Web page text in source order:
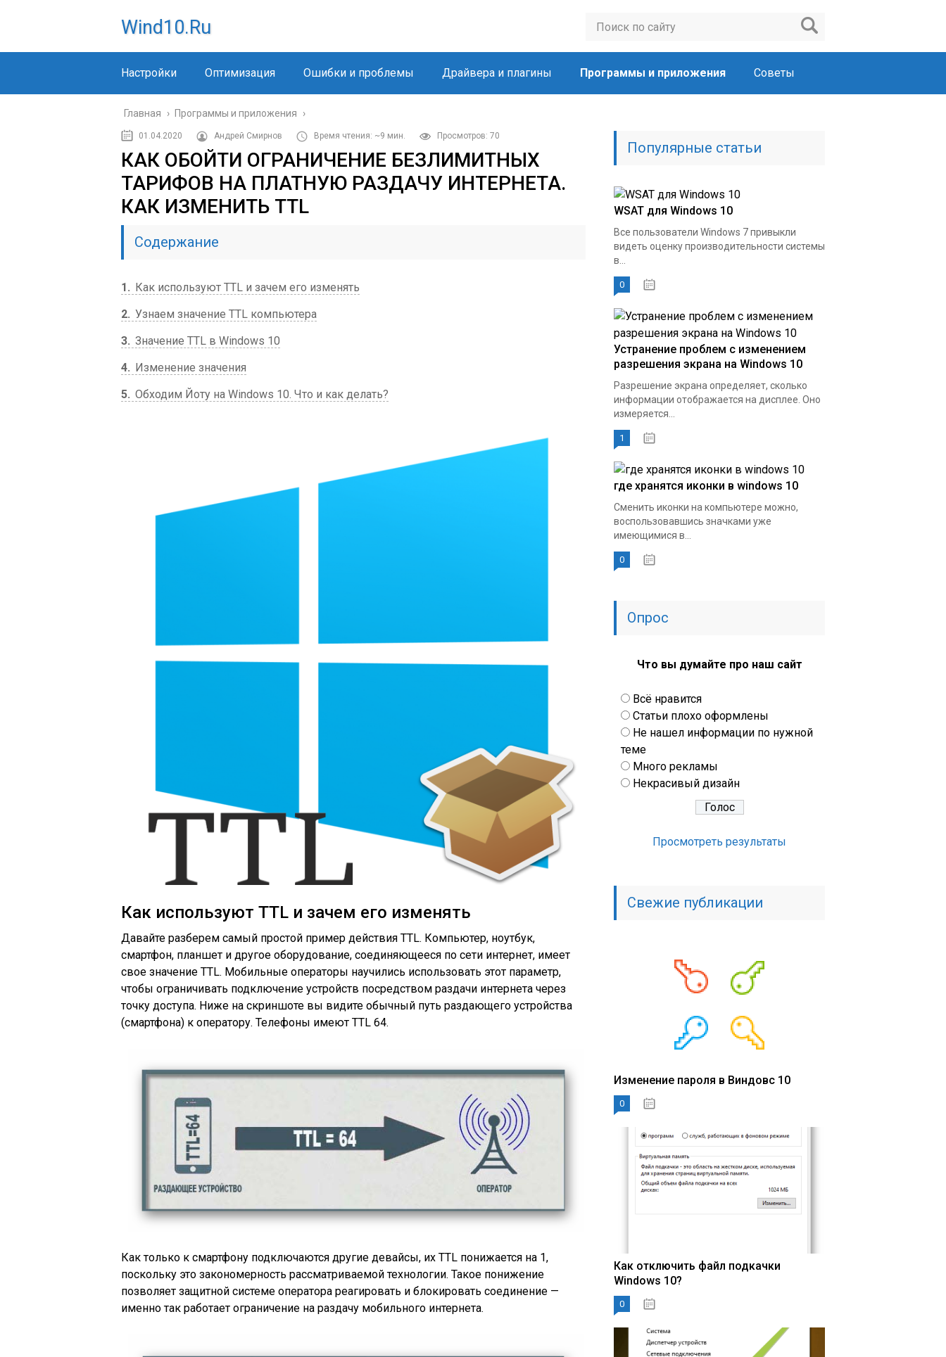
Wind10.ru
Настройки Оптимизация Ошибки и проблемы Драйвера и плагины Программы и приложения Советы
Главная › Программы и приложения ›
01.04.2020 Андрей Смирнов Время чтения: ~9 мин. Просмотров: 70
КАК ОБОЙТИ ОГРАНИЧЕНИЕ БЕЗЛИМИТНЫХ
ТАРИФОВ НА ПЛАТНУЮ РАЗДАЧУ ИНТЕРНЕТА.
КАК ИЗМЕНИТЬ TTL
Содержание
1
Как используют TTL и зачем его изменять
2 Узнаем значение TTL компьютера
3 Значение TTL в Windows 10
4
Изменение значения
5 Обходим Йоту на Windows 10. Что и как делать?
Как используют TTL и зачем его изменять
Давайте разберем самый простой пример действия TTL. Компьютер, ноутбук,
смартфон, планшет и другое оборудование, соединяющееся по сети интернет, имеет
свое значение TTL. Мобильные операторы научились использовать этот параметр,
чтобы ограничивать подключение устройств посредством раздачи интернета через
точку доступа. Ниже на скриншоте вы видите обычный путь раздающего устройства
(смартфона) к оператору. Телефоны имеют TTL 64.
Как только к смартфону подключаются другие девайсы, их TTL понижается на 1,
поскольку это закономерность рассматриваемой технологии. Такое понижение
позволяет защитной системе оператора реагировать и блокировать соединение —
именно так работает ограничение на раздачу мобильного интернета.
Популярные статьи
WSAT для Windows 10
Все пользователи Windows 7 привыкли
видеть оценку производительности системы
в...
0
Устранение проблем с изменением
разрешения экрана на Windows 10
Разрешение экрана определяет, сколько
информации отображается на дисплее. Оно
измеряется...
1
где хранятся иконки в windows 10
Сменить иконки на компьютере можно,
воспользовавшись значками уже
имеющимися в...
0
Опрос
Что вы думайте про наш сайт
Всё нравится
Статьи плохо оформлены
Не нашел информации по нужной
теме
Много рекламы
Некрасивый дизайн
Просмотреть результаты
Свежие публикации
Изменение пароля в Виндовс 10
0
Как отключить файл подкачки
Windows 10?
0